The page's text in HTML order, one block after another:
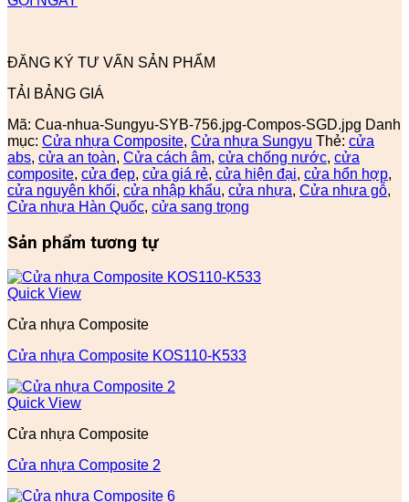
ĐĂNG KÝ TƯ VẤN SẢN PHẨM
TẢI BẢNG GIÁ
Mã: Cua-nhua-Sungyu-SYB-756.jpg-Compos-SGD.jpg Danh
mục: Cửa nhựa Composite, Cửa nhựa Sungyu Thẻ: cửa
abs, cửa an toàn, Cửa cách âm, cửa chống nước, cửa
composite, cửa đẹp, cửa giá rẻ, cửa hiện đại, cửa hổn hợp,
cửa nguyên khối, cửa nhập khẩu, cửa nhựa, Cửa nhựa gỗ,
Cửa nhựa Hàn Quốc, cửa sang trọng
Sản phẩm tương tự
Quick View
Cửa nhựa Composite
Cửa nhựa Composite KOS110-K533
Quick View
Cửa nhựa Composite
Cửa nhựa Composite 2